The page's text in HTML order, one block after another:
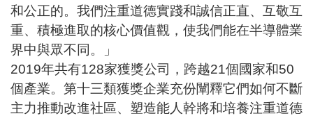
和公正的。我們注重道德實踐和誠信正直、互敬互
重、積極進取的核心價值觀，使我們能在半導體業
界中與眾不同。」
2019年共有128家獲獎公司，跨越21個國家和50
個產業。第十三類獲獎企業充份闡釋它們如何不斷
主力推動改進社區、塑造能人幹將和培養注重道德